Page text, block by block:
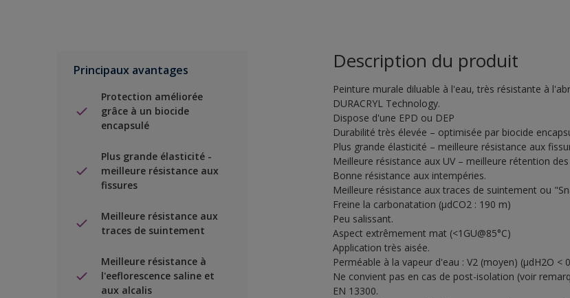
Principaux avantages
Protection améliorée
grâce à un biocide
encapsulé
Plus grande élasticité -
meilleure résistance aux
fissures
Meilleure résistance aux
traces de suintement
Meilleure résistance à
l'eeflorescence saline et
aux alcalis
Description du produit
Peinture murale diluable à l'eau, très résistante à
DURACRYL Technology.
Dispose d'une EPD ou DEP
Durabilité très élevée – optimisée par biocide
Plus grande élasticité – meilleure résistance aux
Meilleure résistance aux UV – meilleure rétention
Bonne résistance aux intempéries.
Meilleure résistance aux traces de suintement ou
Freine la carbonatation (µdCO2 : 190 m)
Peu salissant.
Aspect extrêmement mat (<1GU@85°C)
Application très aisée.
Perméable à la vapeur d'eau : V2 (moyen) (µdH2O <
Ne convient pas en cas de post-isolation (voir
EN 13300.